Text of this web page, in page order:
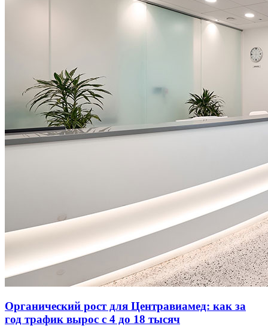
Органический рост для Центравиамед: как за
год трафик вырос с 4 до 18 тысяч